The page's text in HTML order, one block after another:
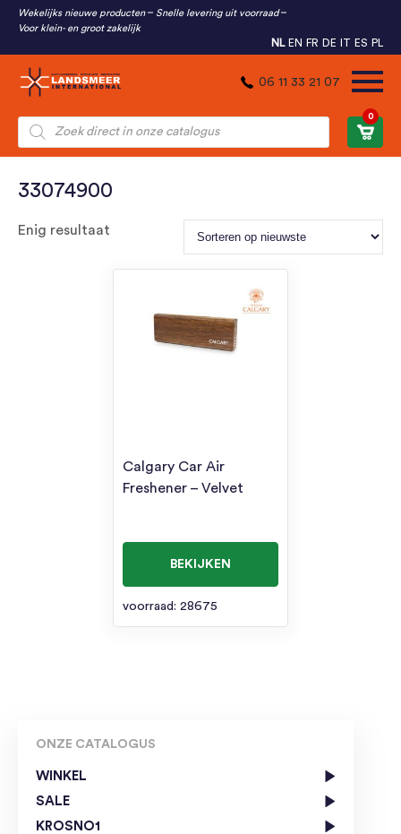
Wekelijks nieuwe producten
Snelle levering uit voorraad
Voor klein- en groot zakelijk
NL EN FR DE IT ES PL
06 11 33 21 07
Producten
zoeken
0
ONZE CATALOGUS
WINKEL
SALE
KROSNO1
33074900
Enig resultaat
Calgary Car Air
Freshener – Velvet
BEKIJKEN
voorraad: 28675